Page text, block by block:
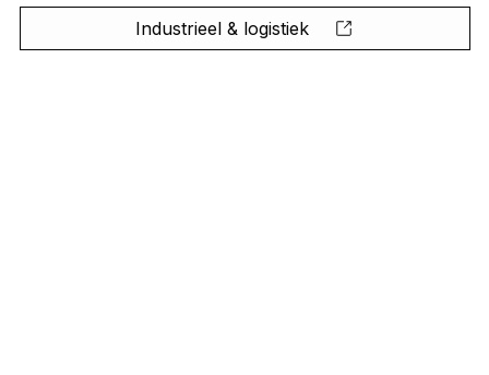
Industrieel & logistiek